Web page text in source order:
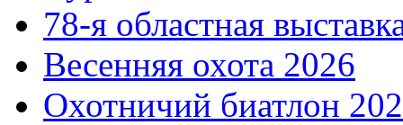
78-я областная
Весенняя охота 2026
Охотничий биатлон